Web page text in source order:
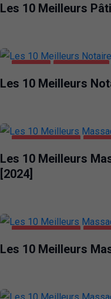
Les 10 Meilleurs
Les 10 Meilleurs
Les 10 Meilleurs
[2024]
Les 10 Meilleurs